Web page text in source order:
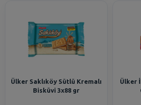
Ülker Saklıköy Sütlü Kremalı
Bisküvi 3x88 gr
Ülker